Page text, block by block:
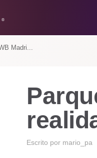
®
Madri...
Escrito por mario_pa